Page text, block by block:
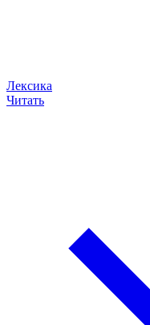
Лексика
Читать